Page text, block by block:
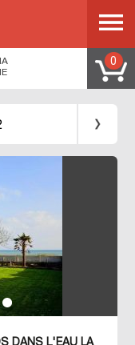
mer à la Forêt-Fouesnant
0